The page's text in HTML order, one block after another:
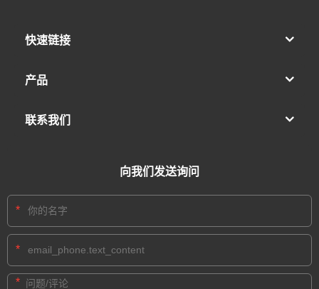
快速链接
产品
联系我们
向我们发送询问
*
*
*